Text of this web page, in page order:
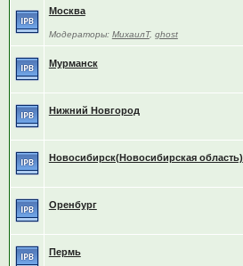
Москва
Модераторы: МихаилТ, ghost
Мурманск
Нижний Новгород
Новосибирск(Новосибирская область)
Оренбург
Пермь